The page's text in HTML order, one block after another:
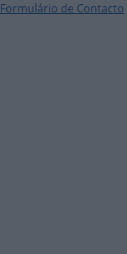
Formulário de Contacto